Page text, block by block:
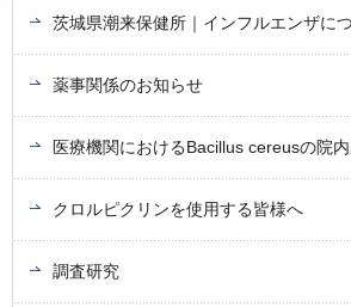
茨城県潮来保健所｜インフルエンザに
薬事関係のお知らせ
医療機関におけるBacillus cereusの院
クロルピクリンを使用する皆様へ
調査研究